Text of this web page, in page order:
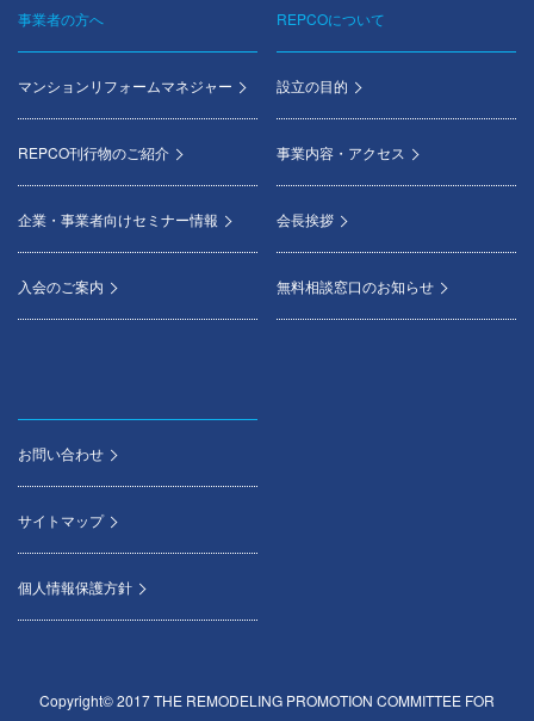
事業者の方へ
マンションリフォームマネジャー
REPCO刊行物のご紹介
企業・事業者向けセミナー情報
入会のご案内
REPCOについて
設立の目的
事業内容・アクセス
会長挨拶
無料相談窓口のお知らせ
お問い合わせ
サイトマップ
個人情報保護方針
Copyright© 2017 THE REMODELING PROMOTION COMMITTEE FOR